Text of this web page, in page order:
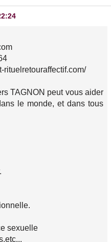
TAGNON peut vous aider
le monde, et dans tous
sexuelle